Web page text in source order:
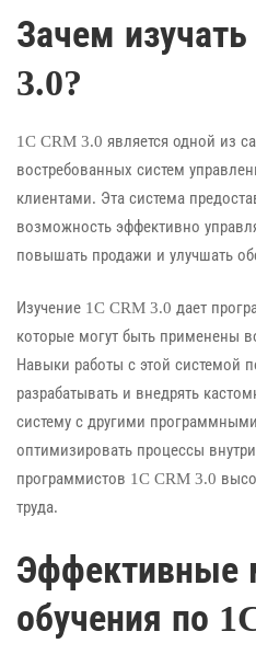
Зачем
3.0?
1C CRM 3.0 является одной из
востребованных систем
клиентами. Эта система
возможность эффективно
повышать продажи и улучшать
Изучение 1C CRM 3.0 дает
которые могут быть применены
Навыки работы с этой системой
разрабатывать и внедрять
систему с другими
оптимизировать процессы
программистов 1C CRM 3.0
труда.
Эффективные
обучения по